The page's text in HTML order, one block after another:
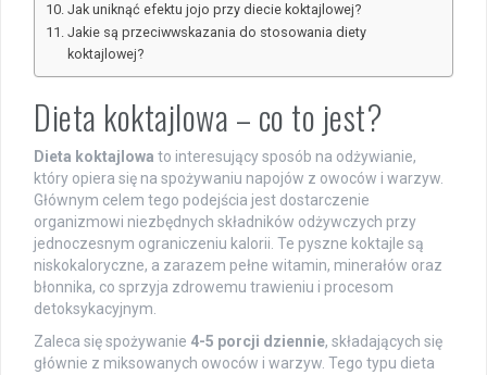
Jak uniknąć efektu jojo przy diecie koktajlowej?
Jakie są przeciwwskazania do stosowania diety
koktajlowej?
Dieta koktajlowa – co to jest?
Dieta koktajlowa to interesujący sposób na odżywianie,
który opiera się na spożywaniu napojów z owoców i warzyw.
Głównym celem tego podejścia jest dostarczenie
organizmowi niezbędnych składników odżywczych przy
jednoczesnym ograniczeniu kalorii. Te pyszne koktajle są
niskokaloryczne, a zarazem pełne witamin, minerałów oraz
błonnika, co sprzyja zdrowemu trawieniu i procesom
detoksykacyjnym.
Zaleca się spożywanie 4-5 porcji dziennie, składających się
głównie z miksowanych owoców i warzyw. Tego typu dieta